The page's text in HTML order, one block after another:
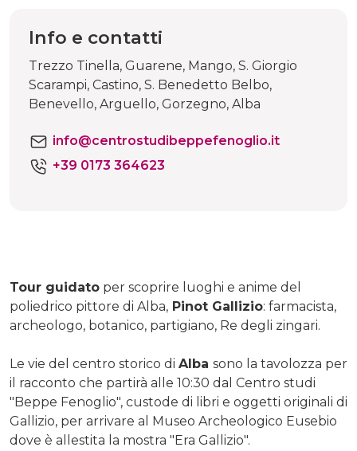
Tour guidato per scoprire luoghi e anime del
poliedrico pittore di Alba, Pinot Gallizio: farmacista,
archeologo, botanico, partigiano, Re degli zingari.
Le vie del centro storico di Alba sono la tavolozza per
il racconto che partirà alle 10:30 dal Centro studi
"Beppe Fenoglio", custode di libri e oggetti originali di
Gallizio, per arrivare al Museo Archeologico Eusebio
dove è allestita la mostra "Era Gallizio".
Info e contatti
Trezzo Tinella, Guarene, Mango, S. Giorgio
Scarampi, Castino, S. Benedetto Belbo,
Benevello, Arguello, Gorzegno, Alba
info@centrostudibeppefenoglio.it
+39 0173 364623